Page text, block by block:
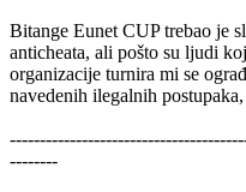
Bitange Eunet CUP trebao je
anticheata, ali pošto su ljudi
organizacije turnira mi se
navedenih ilegalnih
--------